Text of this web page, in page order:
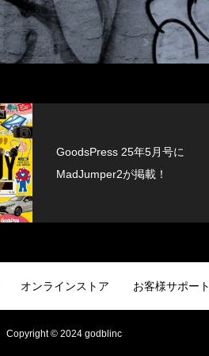
GoodsPress 25年5月号に
MadJumper2が掲載！
オンラインストア お客様サポート
Copyright © 2024 godblinc